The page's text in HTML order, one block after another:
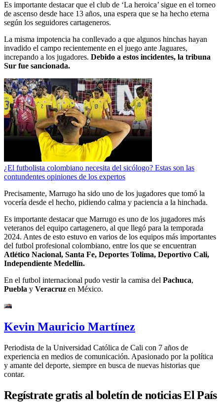
Es importante destacar que el club de ‘La heroica’ sigue en el torneo
de ascenso desde hace 13 años, una espera que se ha hecho eterna
según los seguidores cartageneros.
La misma impotencia ha conllevado a que algunos hinchas hayan
invadido el campo recientemente en el juego ante Jaguares,
increpando a los jugadores. Debido a estos incidentes, la tribuna
Sur fue sancionada.
¿El futbolista colombiano necesita del sicólogo? Estas son las
contundentes opiniones de los expertos
Precisamente, Marrugo ha sido uno de los jugadores que tomó la
vocería desde el hecho, pidiendo calma y paciencia a la hinchada.
Es importante destacar que Marrugo es uno de los jugadores más
veteranos del equipo cartagenero, al que llegó para la temporada
2024. Antes de esto estuvo en varios de los equipos más importantes
del futbol profesional colombiano, entre los que se encuentran
Atlético Nacional, Santa Fe, Deportes Tolima, Deportivo Cali,
Independiente Medellín.
En el futbol internacional pudo vestir la camisa del Pachuca,
Puebla y Veracruz en México.
Kevin Mauricio Martínez
Periodista de la Universidad Católica de Cali con 7 años de
experiencia en medios de comunicación. Apasionado por la política
y amante del deporte, siempre en busca de nuevas historias que
contar.
Regístrate gratis al boletín de noticias El País